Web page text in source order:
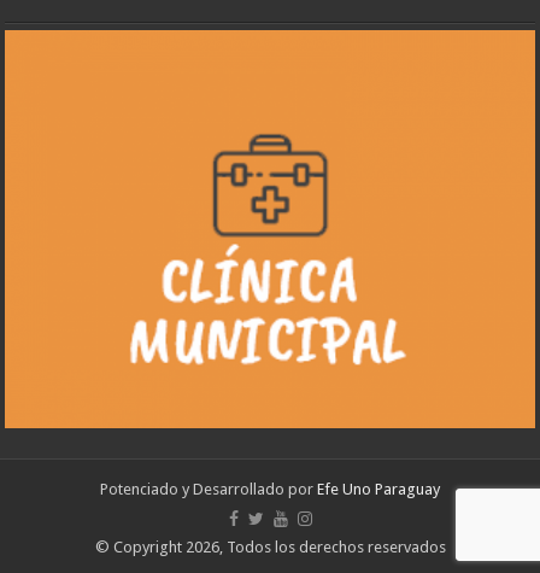
Potenciado y Desarrollado por Efe Uno Paraguay
© Copyright 2026, Todos los derechos reservados